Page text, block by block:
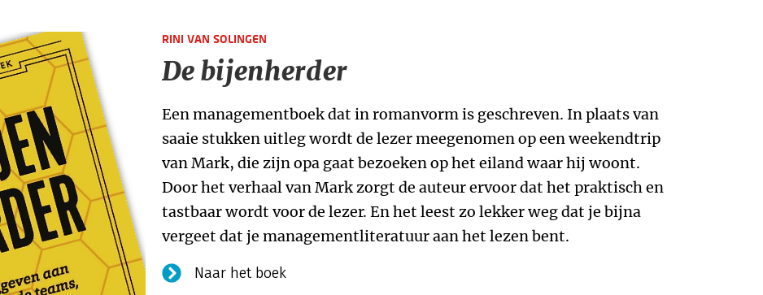
RINI VAN SOLINGEN
De bijenherder
Een managementboek dat in romanvorm is geschreven. In plaats van
saaie stukken uitleg wordt de lezer meegenomen op een weekendtrip
van Mark, die zijn opa gaat bezoeken op het eiland waar hij woont.
Door het verhaal van Mark zorgt de auteur ervoor dat het praktisch en
tastbaar wordt voor de lezer. En het leest zo lekker weg dat je bijna
vergeet dat je managementliteratuur aan het lezen bent.
Naar het boek